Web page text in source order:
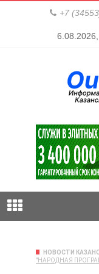
+7
6.08.2026,
НОВОСТИ
"НАРОДНАЯ